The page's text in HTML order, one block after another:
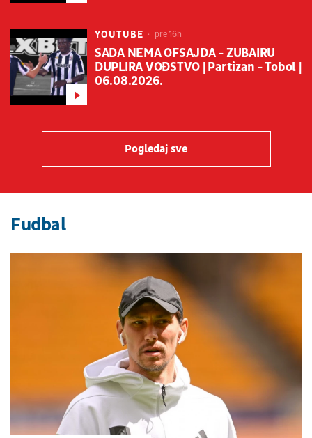
YOUTUBE pre 16h
SADA NEMA OFSAJDA - ZUBAIRU
DUPLIRA VOĐSTVO | Partizan - Tobol |
06.08.2026.
Pogledaj sve
Fudbal